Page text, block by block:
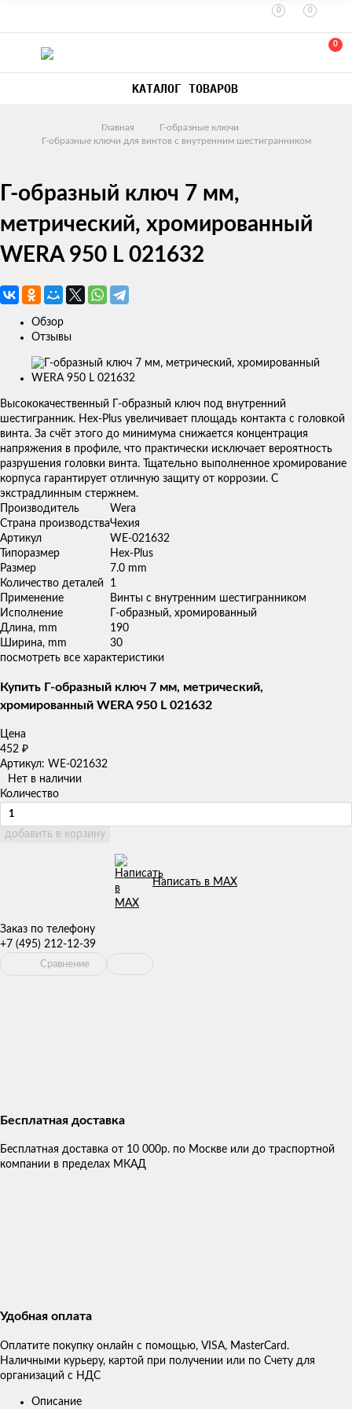
0 0
0
КАТАЛОГ ТОВАРОВ
Главная
Г-образные ключи
Г-образные ключи для винтов с внутренним шестигранником
Г-образный ключ 7 мм,
метрический, хромированный
WERA 950 L 021632
Обзор
Отзывы
Изображения
Высококачественный Г-образный ключ под внутренний
шестигранник. Hex-Plus увеличивает площадь контакта с головкой
винта. За счёт этого до минимума снижается концентрация
напряжения в профиле, что практически исключает вероятность
разрушения головки винта. Тщательно выполненное хромирование
корпуса гарантирует отличную защиту от коррозии. С
экстрадлинным стержнем.
Производитель
Wera
Страна производстваЧехия
Артикул
WE-021632
Типоразмер
Hex-Plus
Размер
7.0 mm
Количество деталей
1
Применение
Винты с внутренним шестигранником
Исполнение
Г-образный, хромированный
Длина, mm
190
Ширина, mm
30
посмотреть все характеристики
Купить Г-образный ключ 7 мм, метрический,
хромированный WERA 950 L 021632
Цена
452 ₽
Артикул: WE-021632
Нет в наличии
Количество
добавить в корзину
Написать в MAX
Заказ по телефону
+7 (495) 212-12-39
Сравнение
Бесплатная доставка
Бесплатная доставка от 10 000р. по Москве или до траспортной
компании в пределах МКАД
Удобная оплата
Оплатите покупку онлайн с помощью, VISA, MasterCard.
Наличными курьеру, картой при получении или по Счету для
организаций с НДС
Описание